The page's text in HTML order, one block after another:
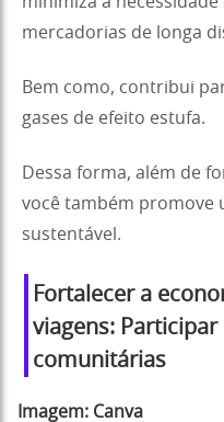
mercadorias de longa
Bem como, contribui
gases de efeito estufa.
Dessa forma, além de
você também promove
sustentável.
Fortalecer a
viagens:
comunitárias
Imagem: Canva